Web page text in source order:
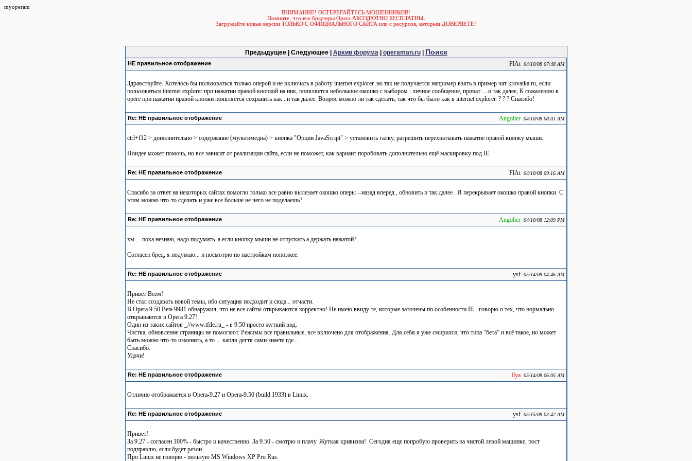
myoperam
ВНИМАНИЕ! ОСТЕРЕГАЙТЕСЬ МОШЕННИКОВ!
Помните, что все браузеры Opera АБСОЛЮТНО БЕСПЛАТНЫ.
Загружайте новые версии ТОЛЬКО С ОФИЦИАЛЬНОГО САЙТА или с ресурсов, которым ДОВЕРЯЕТЕ!
Предыдущее | Следующее | Архив форума| operaman.ru| Поиск
НЕ правильное отображение FlAt 04/10/08 07:48 AM
Здравствуйте. Хотелось бы пользоваться только оперой и не включать в работу internet explorer. но так не получается например взять в пример чат krovatka.ru, если
пользоваться internet explorer при нажатии правой кнопкой на ник, появляется небольшое окошко с выбором : личное сообщение, приват ....и так далее, К сожалению в
opere при нажатии правой кнопки появляется сохранить как ..и так далее. Вопрос можно ли так сделать, так что бы было как в internet explorer. ? ? ? Спасибо!
Re: НЕ правильное отображение Angolier 04/10/08 08:01 AM
ctrl+f12 > дополнительно > содержание (мультимедиа) > кнопка "Опции JavaScript" > установить галку, разрешить перехватывать нажатие правой кнопку мыши.
Поидее может помочь, но все зависит от реализации сайта, если не поможет, как вариант поробовать дополнительно ещё маскировку под IE.
Re: НЕ правильное отображение FlAt 04/10/08 09:16 AM
Спасибо за ответ на некоторых сайтах помогло только все равно вылезает окошко оперы --назад вперед , обновить и так далее . И перекрывает окошко правой кнопки. С
этим можно что-то сделать и уже все больше не чего не поделаешь?
Re: НЕ правильное отображение Angolier 04/10/08 12:09 PM
хм.... пока незнаю, надо подумать а если кнопку мыши не отпускать а держать нажатой?
Согласен бред, я подумаю... и посмотрю по настройкам попозжее.
Re: НЕ правильное отображение ysf 05/14/08 04:46 AM
Привет Всем!
Не стал создавать новой темы, ибо ситуация подходит и сюда... отчасти.
В Opera 9.50 Beta 9981 обнаружил, что не все сайты открываются корректно! Не имею ввиду те, которые заточены по особенности IE - говорю о тех, что нормально
открываются в Opera 9.27!
Один из таких сайтов _//www.tfile.ru_ - в 9.50 просто жуткий вид.
Чистка, обновление страницы не помогают. Режимы все правильные, все включено для отображения. Для себя я уже смирился, что типа "бета" и всё такое, но может
быть можно что-то изменить, а то ... капля дегтя сами знаете где...
Спасибо.
Удачи!
Re: НЕ правильное отображение Ilya 05/14/08 06:05 AM
Отлично отображается в Opera-9.27 и Opera-9.50 (build 1933) в Linux.
Re: НЕ правильное отображение ysf 05/15/08 03:42 AM
Привет!
За 9.27 - согласен 100% - быстро и качественно. За 9.50 - смотрю и плачу. Жуткая кривизна! Сегодня еще попробую проверить на чистой левой машинке, пост
подправлю, если будет резон.
Про Linux не говорю - пользую MS Windows XP Pro Rus.